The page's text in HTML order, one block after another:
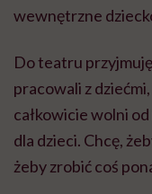
wewnętrzne
Do teatru
pracowali z
całkowicie wolni
dla dzieci. Chcę,
żeby zrobić coś